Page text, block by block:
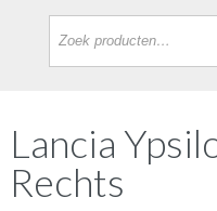
Lancia
Rechts